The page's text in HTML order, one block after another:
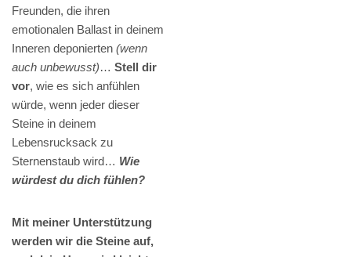
Freunden, die ihren
emotionalen Ballast in deinem
Inneren deponierten (wenn
auch unbewusst)… Stell dir
vor, wie es sich anfühlen
würde, wenn jeder dieser
Steine in deinem
Lebensrucksack zu
Sternenstaub wird… Wie
würdest du dich fühlen?
Mit meiner Unterstützung
werden wir die Steine auf,